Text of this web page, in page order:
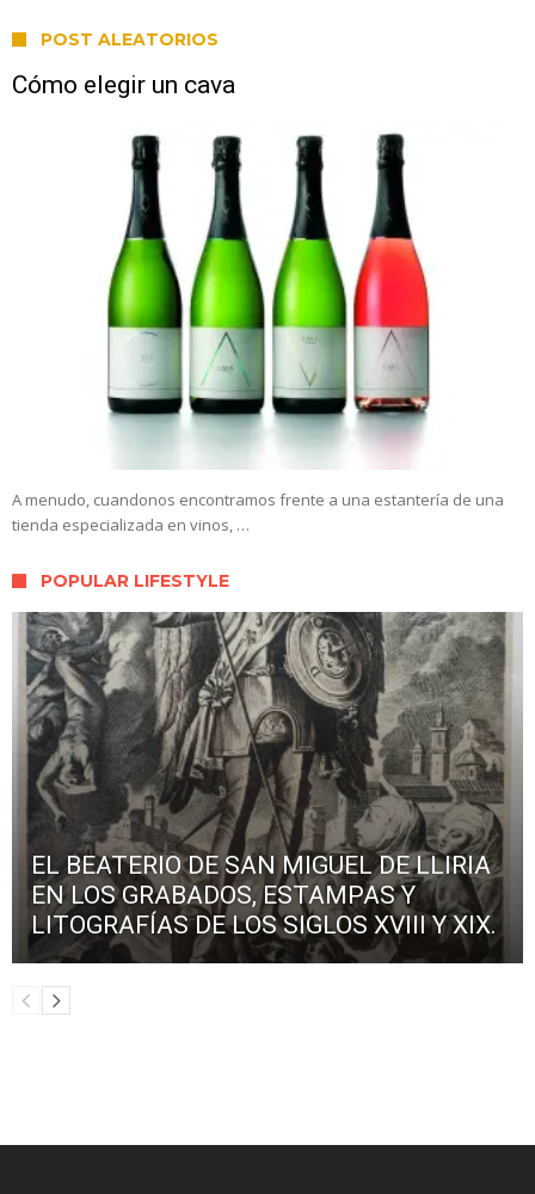
POST ALEATORIOS
Cómo elegir un cava
A menudo, cuandonos encontramos frente a una estantería de una
tienda especializada en vinos, …
POPULAR LIFESTYLE
EL BEATERIO DE SAN MIGUEL DE LLIRIA
EN LOS GRABADOS, ESTAMPAS Y
LITOGRAFÍAS DE LOS SIGLOS XVIII Y XIX.